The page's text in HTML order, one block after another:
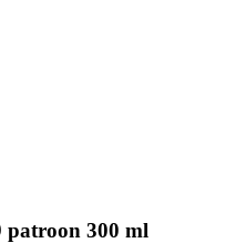
patroon 300 ml